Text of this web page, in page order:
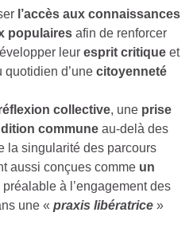
l’accès aux connaissances
populaires afin de renforcer
leur esprit critique et
quotidien d’une citoyenneté
collective, une prise
commune au-delà des
la singularité des parcours
aussi conçues comme un
préalable à l’engagement des
une « praxis libératrice »